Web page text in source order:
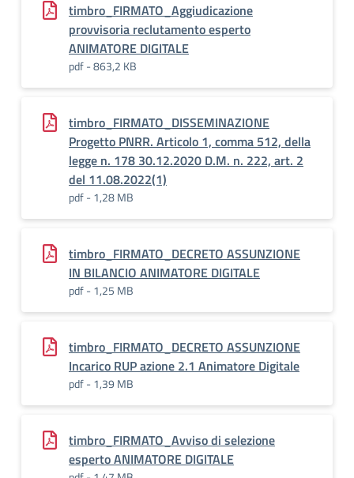
timbro_FIRMATO_Aggiudicazione
provvisoria reclutamento esperto
ANIMATORE DIGITALE
pdf - 863,2 KB
timbro_FIRMATO_DISSEMINAZIONE
Progetto PNRR. Articolo 1, comma 512, della
legge n. 178 30.12.2020 D.M. n. 222, art. 2
del 11.08.2022(1)
pdf - 1,28 MB
timbro_FIRMATO_DECRETO ASSUNZIONE
IN BILANCIO ANIMATORE DIGITALE
pdf - 1,25 MB
timbro_FIRMATO_DECRETO ASSUNZIONE
Incarico RUP azione 2.1 Animatore Digitale
pdf - 1,39 MB
timbro_FIRMATO_Avviso di selezione
esperto ANIMATORE DIGITALE